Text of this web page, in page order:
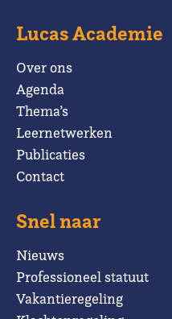
Lucas Academie
Over ons
Agenda
Thema’s
Leernetwerken
Publicaties
Contact
Snel naar
Nieuws
Professioneel statuut
Vakantieregeling